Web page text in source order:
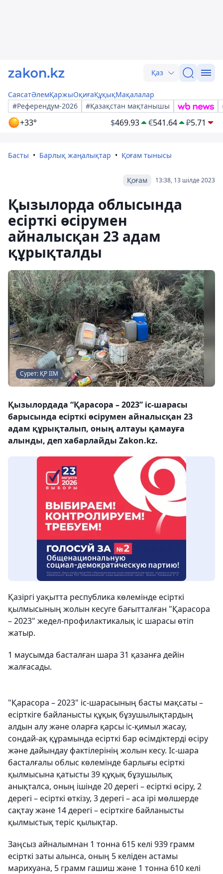
Қаз
СаясатӘлемҚаржыОқиғаҚұқықМақалалар
#Референдум-2026
#Қазақстан мақтанышы
+33° $469.93 €541.64 ₽5.71
Басты Барлық жаңалықтар Қоғам тынысы
13:38, 13 шілде 2023
Қоғам
Қызылорда облысында
есірткі өсірумен
айналысқан 23 адам
құрықталды
Сурет: ҚР ІІМ
Қызылордада “Қарасора – 2023” іс-шарасы
барысында есірткі өсірумен айналысқан 23
адам құрықталып, оның алтауы қамауға
алынды, деп хабарлайды Zakon.kz.
Қазіргі уақытта республика көлемінде есірткі
қылмысының жолын кесуге бағытталған "Қарасора
– 2023" жедел-профилактикалық іс шарасы өтіп
жатыр.
1 маусымда басталған шара 31 қазанға дейін
жалғасады.
"Қарасора – 2023" іс-шарасының басты мақсаты –
есірткіге байланысты құқық бұзушылықтардың
алдын алу және оларға қарсы іс-қимыл жасау,
сондай-ақ құрамында есірткі бар өсімдіктерді өсіру
және дайындау фактілерінің жолын кесу. Іс-шара
басталғалы облыс көлемінде барлығы есірткі
қылмысына қатысты 39 құқық бұзушылық
анықталса, оның ішінде 20 дерегі – есірткі өсіру, 2
дерегі – есірткі өткізу, 3 дерегі – аса ірі мөлшерде
сақтау және 14 дерегі – есірткіге байланысты
қылмыстық теріс қылықтар.
Заңсыз айналымнан 1 тонна 615 келі 939 грамм
есірткі заты алынса, оның 5 келіден астамы
марихуана, 5 грамм гашиш және 1 тонна 610 келі